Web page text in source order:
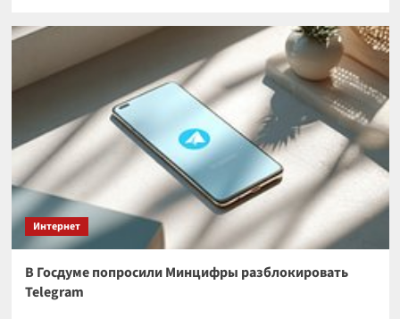
Интернет
В Госдуме попросили Минцифры разблокировать
Telegram